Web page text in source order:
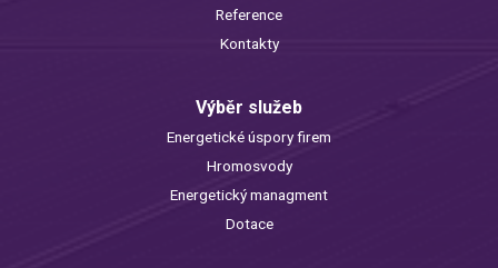
Reference
Kontakty
Výběr služeb
Energetické úspory firem
Hromosvody
Energetický managment
Dotace